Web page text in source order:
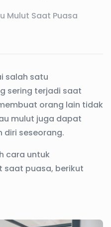
Mulut Saat Puasa
salah satu
sering terjadi saat
orang lain tidak
mulut juga dapat
diri seseorang.
cara untuk
saat puasa, berikut